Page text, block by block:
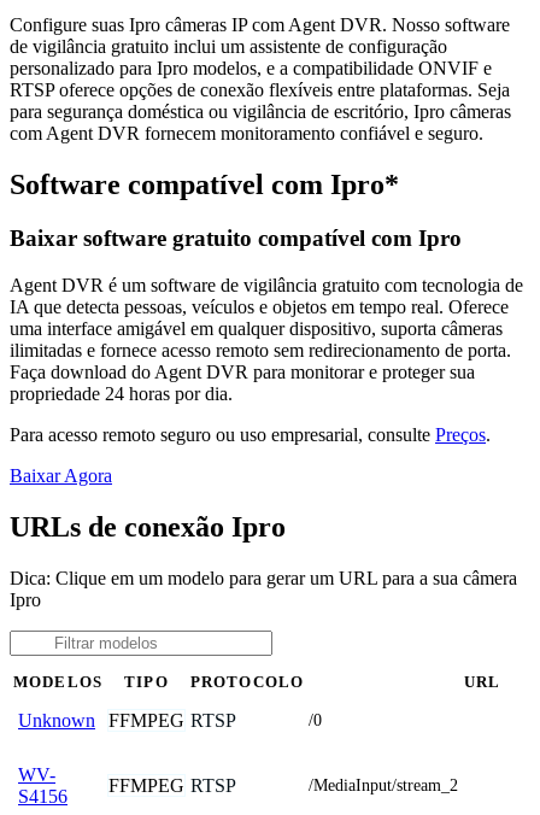
Configure suas Ipro câmeras IP com Agent DVR. Nosso software
de vigilância gratuito inclui um assistente de configuração
personalizado para Ipro modelos, e a compatibilidade ONVIF e
RTSP oferece opções de conexão flexíveis entre plataformas. Seja
para segurança doméstica ou vigilância de escritório, Ipro câmeras
com Agent DVR fornecem monitoramento confiável e seguro.
Software compatível com Ipro*
Baixar software gratuito compatível com Ipro
Agent DVR é um software de vigilância gratuito com tecnologia de
IA que detecta pessoas, veículos e objetos em tempo real. Oferece
uma interface amigável em qualquer dispositivo, suporta câmeras
ilimitadas e fornece acesso remoto sem redirecionamento de porta.
Faça download do Agent DVR para monitorar e proteger sua
propriedade 24 horas por dia.
Para acesso remoto seguro ou uso empresarial, consulte Preços.
Baixar Agora
URLs de conexão Ipro
Dica: Clique em um modelo para gerar um URL para a sua câmera
Ipro
MODELOS TIPO PROTOCOLO URL
Unknown FFMPEG RTSP /0
WV-
S4156
FFMPEG RTSP /MediaInput/stream_2